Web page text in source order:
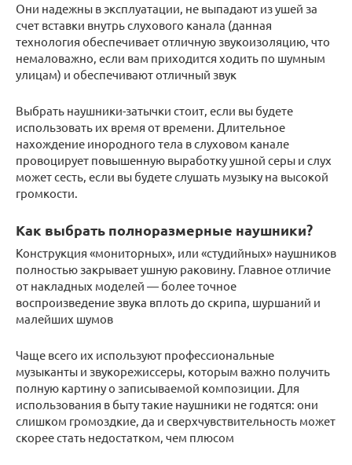
Они надежны в эксплуатации, не выпадают из ушей за
счет вставки внутрь слухового канала (данная
технология обеспечивает отличную звукоизоляцию, что
немаловажно, если вам приходится ходить по шумным
улицам) и обеспечивают отличный звук
Выбрать наушники-затычки стоит, если вы будете
использовать их время от времени. Длительное
нахождение инородного тела в слуховом канале
провоцирует повышенную выработку ушной серы и слух
может сесть, если вы будете слушать музыку на высокой
громкости.
Как выбрать полноразмерные наушники?
Конструкция «мониторных», или «студийных» наушников
полностью закрывает ушную раковину. Главное отличие
от накладных моделей — более точное
воспроизведение звука вплоть до скрипа, шуршаний и
малейших шумов
Чаще всего их используют профессиональные
музыканты и звукорежиссеры, которым важно получить
полную картину о записываемой композиции. Для
использования в быту такие наушники не годятся: они
слишком громоздкие, да и сверхчувствительность может
скорее стать недостатком, чем плюсом